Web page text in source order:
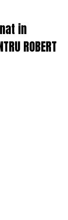
in
ROBERT